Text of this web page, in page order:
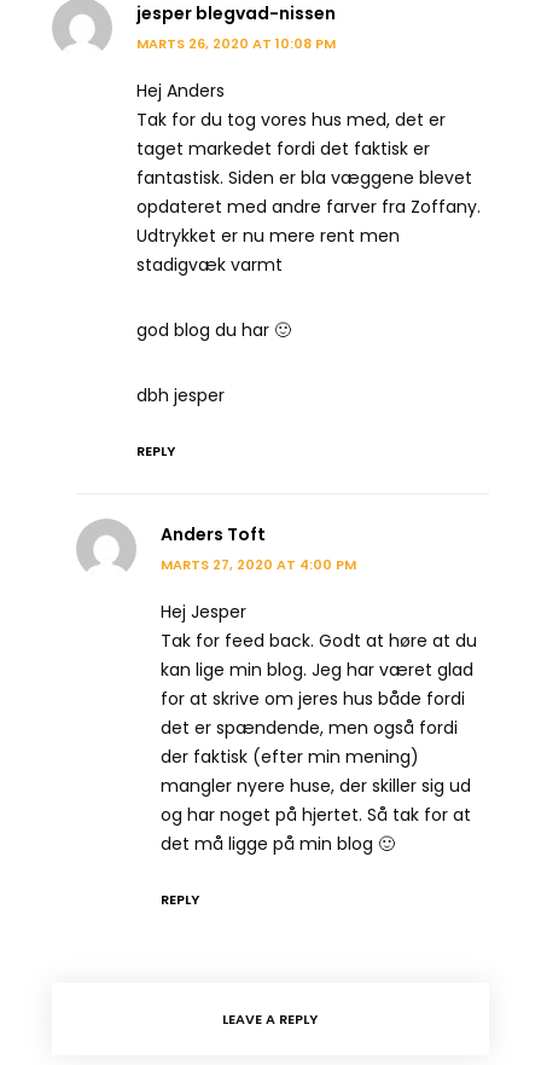
jesper blegvad-nissen
MARTS 26, 2020 AT 10:08 PM
Hej Anders
Tak for du tog vores hus med, det er
taget markedet fordi det faktisk er
fantastisk. Siden er bla væggene blevet
opdateret med andre farver fra Zoffany.
Udtrykket er nu mere rent men
stadigvæk varmt
god blog du har 🙂
dbh jesper
REPLY
Anders Toft
MARTS 27, 2020 AT 4:00 PM
Hej Jesper
Tak for feed back. Godt at høre at du
kan lige min blog. Jeg har været glad
for at skrive om jeres hus både fordi
det er spændende, men også fordi
der faktisk (efter min mening)
mangler nyere huse, der skiller sig ud
og har noget på hjertet. Så tak for at
det må ligge på min blog 🙂
REPLY
LEAVE A REPLY